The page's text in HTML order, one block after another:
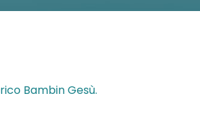
Bambin Gesù.